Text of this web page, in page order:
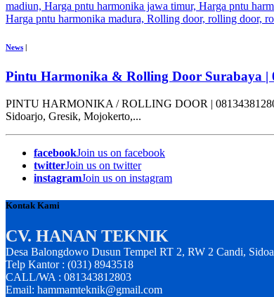
News
Pintu Harmonika & Rolling Door Surabaya |
PINTU HARMONIKA / ROLLING DOOR |
Sidoarjo, Gresik, Mojokerto,...
facebookJoin us on facebook
twitterJoin us on twitter
instagramJoin us on instagram
Kontak Kami
CV. HANAN TEKNIK
Desa Balongdowo Dusun Tempel RT 2, RW 2 Candi,
Telp Kantor : (031) 8943518
CALL/WA : 081343812803
Email: hammamteknik@gmail.com